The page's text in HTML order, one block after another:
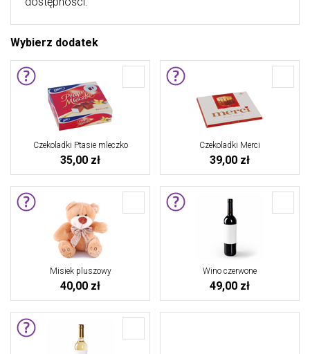
Wybierz dodatek
Czekoladki Ptasie mleczko
35,00 zł
Czekoladki Merci
39,00 zł
Misiek pluszowy
40,00 zł
Wino czerwone
49,00 zł